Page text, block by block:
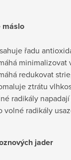
máslo
řadu
redukovat
ztrátu
radikály
volné radikály
jader